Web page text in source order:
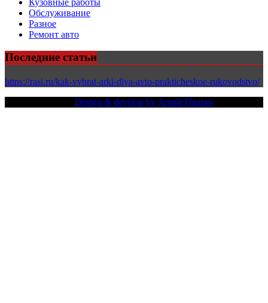
Обслуживание
Разное
Ремонт авто
Последние статьи
https://rasi.ru/kak-vybrat-arki-dlya-avto-prakticheskoe-rukovodstvo/
Design & develop by AmpleThemes